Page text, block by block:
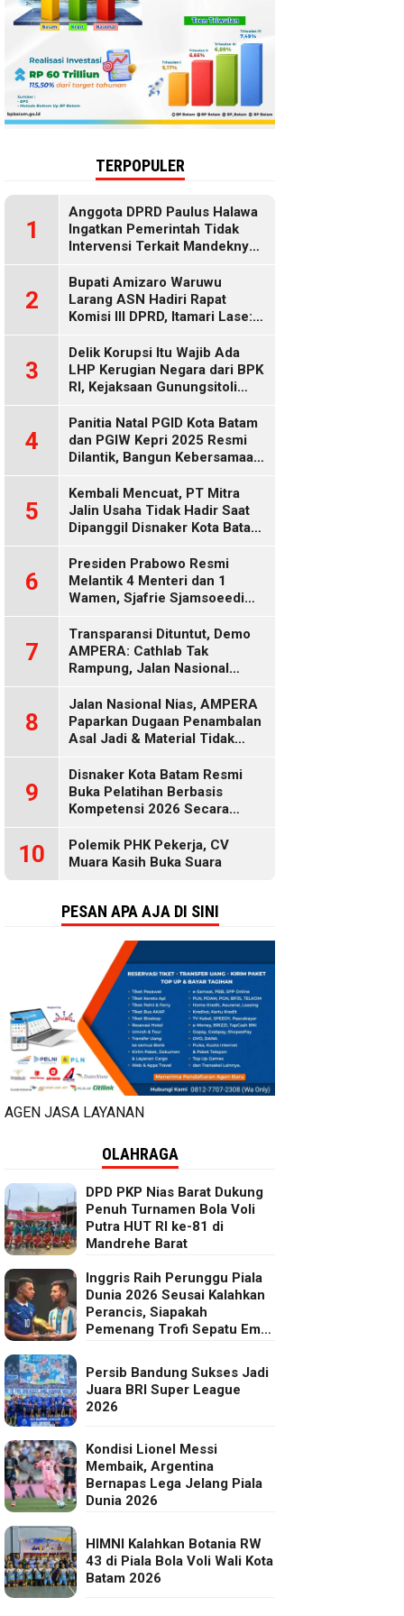
TERPOPULER
1
Anggota DPRD Paulus Halawa
Ingatkan Pemerintah Tidak
Intervensi Terkait Mandeknya
2
Bupati Amizaro Waruwu
Larang ASN Hadiri Rapat
Komisi III DPRD, Itamari Lase:
Parliament
3
Delik Korupsi Itu Wajib Ada
LHP Kerugian Negara dari BPK
RI, Kejaksaan Gunungsitoli
4
Panitia Natal PGID Kota Batam
dan PGIW Kepri 2025 Resmi
Dilantik, Bangun Kebersamaan
Oikumenis
5
Kembali Mencuat, PT Mitra
Jalin Usaha Tidak Hadir Saat
Dipanggil Disnaker Kota Batam
6
Presiden Prabowo Resmi
Melantik 4 Menteri dan 1
Wamen, Sjafrie Sjamsoeedi
Gantikan Budi Gunawan
7
Transparansi Dituntut, Demo
AMPERA: Cathlab Tak
Rampung, Jalan Nasional
8
Jalan Nasional Nias, AMPERA
Paparkan Dugaan Penambalan
Asal Jadi & Material Tidak
9
Disnaker Kota Batam Resmi
Buka Pelatihan Berbasis
Kompetensi 2026 Secara
10
Polemik PHK Pekerja, CV
Muara Kasih Buka Suara
PESAN APA AJA DI SINI
AGEN JASA LAYANAN
OLAHRAGA
DPD PKP Nias Barat Dukung
Penuh Turnamen Bola Voli
Putra HUT RI ke-81 di
Mandrehe Barat
Inggris Raih Perunggu Piala
Dunia 2026 Seusai Kalahkan
Perancis, Siapakah
Pemenang Trofi Sepatu Emas
Persib Bandung Sukses Jadi
Juara BRI Super League
2026
Kondisi Lionel Messi
Membaik, Argentina
Bernapas Lega Jelang Piala
Dunia 2026
HIMNI Kalahkan Botania RW
43 di Piala Bola Voli Wali Kota
Batam 2026